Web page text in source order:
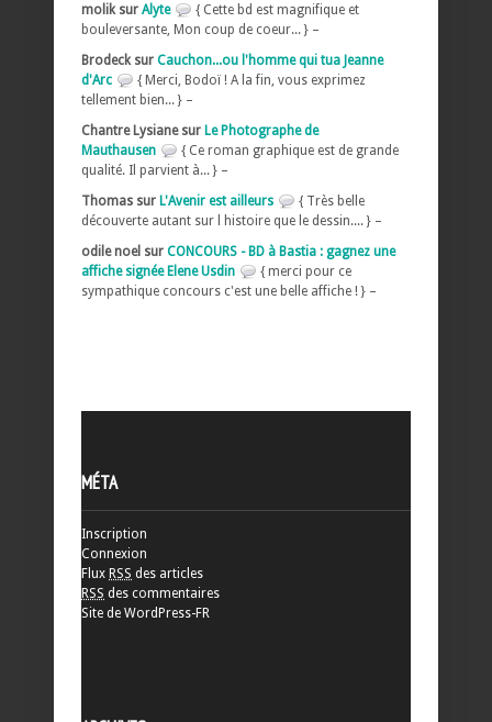
molik sur Alyte
{ Cette bd est magnifique et
bouleversante, Mon coup de coeur... } –
Brodeck sur Cauchon...ou l'homme qui tua Jeanne
d'Arc
{ Merci, Bodoï ! A la fin, vous exprimez
tellement bien... } –
Chantre Lysiane sur Le Photographe de
Mauthausen
{ Ce roman graphique est de grande
qualité. Il parvient à... } –
Thomas sur L'Avenir est ailleurs
{ Très belle
découverte autant sur l histoire que le dessin.... } –
odile noel sur CONCOURS - BD à Bastia : gagnez une
affiche signée Elene Usdin
{ merci pour ce
sympathique concours c'est une belle affiche ! } –
MÉTA
Inscription
Connexion
Flux RSS des articles
RSS des commentaires
Site de WordPress-FR